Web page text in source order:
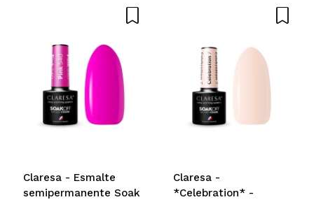
Claresa - Esmalte
semipermanente Soak
Claresa -
*Celebration* -